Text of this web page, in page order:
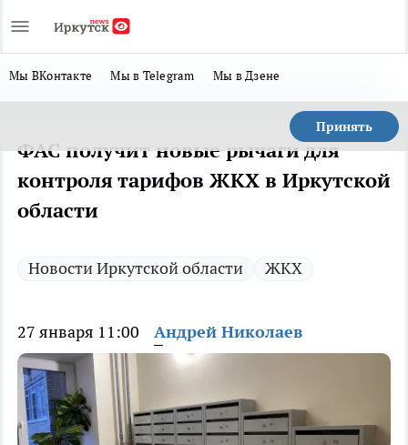
Мы ВКонтакте Мы в Telegram Мы в Дзене
Принять
ФАС получит новые рычаги для
контроля тарифов ЖКХ в Иркутской
области
Новости Иркутской области ЖКХ
27 января 11:00 Андрей Николаев